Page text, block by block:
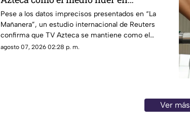
credibilidad y alcance
Pese a los datos imprecisos presentados en “La
Mañanera”, un estudio internacional de Reuters
confirma que TV Azteca se mantiene como el
medio tradicional con mayor alcance y credibilidad
agosto 07, 2026 02:28 p. m.
Ver más